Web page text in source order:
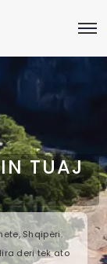
TUAJ
Shqipëri.
deri tek ato